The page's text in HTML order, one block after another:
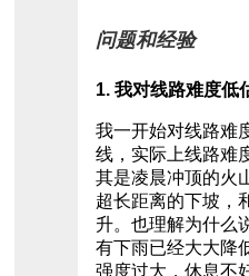
问题和经验
1. 我对线路难度低
我一开始对线路难
线，实际上线路难
其是凌晨冲顶的火
超长距离的下坡，
升。也理解为什么
有下雨已经大大降
强度过大，休息不